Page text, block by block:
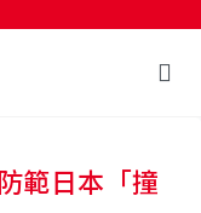
範日本「撞